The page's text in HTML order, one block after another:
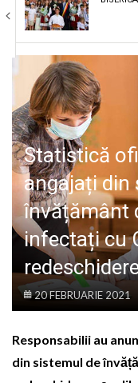
ECONOMIE
SANATATE
SPORT
SPECIAL
POLITIC
LIFE
Statistică
angajați din
învățământ
infectați cu
20 FEBRUARIE 2021
Responsabilii au
din sistemul de